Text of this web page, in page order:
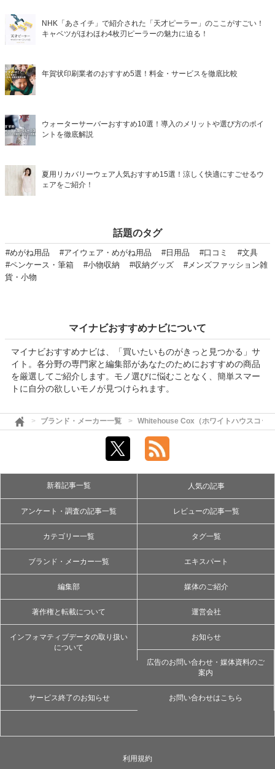
NHK「あさイチ」で紹介された「天才ピーラー」のここがすごい！
キャベツがほわほわ4枚刃ピーラーの魅力に迫る！
年賀状印刷業者のおすすめ5選！料金・サービスを徹底比較
ウォーターサーバーおすすめ10選！導入のメリットや選び方のポイ
ントを徹底解説
夏用リカバリーウェア人気おすすめ15選！涼しく快適にすごせるウ
ェアをご紹介！
話題のタグ
#めがね用品 #アイウェア・めがね用品 #日用品 #口コミ
#文具
#ペンケース・筆箱
#小物収納 #収納グッズ
#メンズファッション雑
貨・小物
マイナビおすすめナビについて
マイナビおすすめナビは、「買いたいものがきっと見つかる」サ
イト。各分野の専門家と編集部があなたのためにおすすめの商品
を厳選してご紹介します。モノ選びに悩むことなく、簡単スマー
トに自分の欲しいモノが見つけられます。
ブランド・メーカー一覧 Whitehouse Cox（ホワイトハウスコッ
新着記事一覧 人気の記事
アンケート・調査の記事一覧 レビューの記事一覧
カテゴリー一覧 タグ一覧
ブランド・メーカー一覧 エキスパート
編集部 媒体のご紹介
著作権と転載について 運営会社
インフォマティブデータの取り扱い
について
お知らせ
広告のお問い合わせ・媒体資料のご
案内
サービス終了のお知らせ お問い合わせはこちら
利用規約